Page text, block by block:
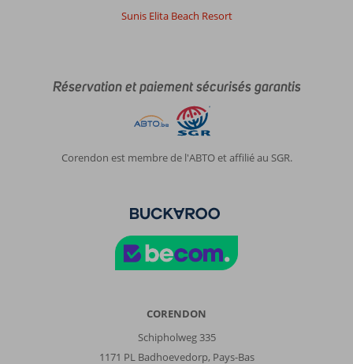
Sunis Elita Beach Resort
Réservation et paiement sécurisés garantis
Corendon est membre de l'ABTO et affilié au SGR.
CORENDON
Schipholweg 335
1171 PL Badhoevedorp, Pays-Bas